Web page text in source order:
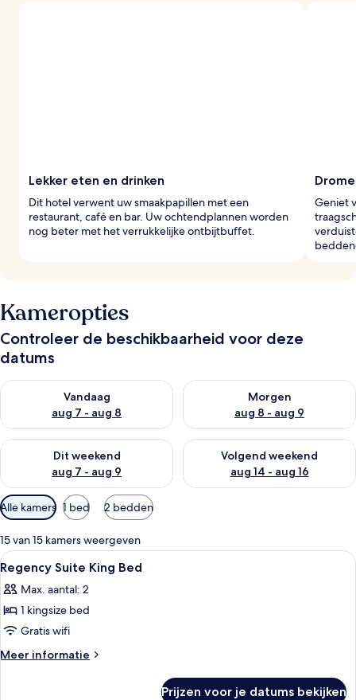
Lekker eten en drinken
Dit hotel verwent uw smaakpapillen met een
restaurant, café en bar. Uw ochtendplannen worden
nog beter met het verrukkelijke ontbijtbuffet.
Geniet
Kameropties
Controleer de beschikbaarheid voor deze
datums
Vandaag
aug 7 - aug 8
De beschikbaarheid controleren voor vanavond aug 7 - aug 8
Morgen
aug 8 - aug 9
De beschikbaarheid
Dit weekend
aug 7 - aug 9
De beschikbaarheid controleren voor dit weekend aug 7 -
Volgend weekend
aug 14 - aug 16
De beschikbaarheid
Beschikbare
filters
voor
kamers
Alle kamers 1 bed 2 bedden
15 van 15 kamers weergeven
Alle
foto's
voor
Regency
Suite
King
Hotelkamer met een bed, bureau,
12
Regency Suite King Bed
Max. aantal: 2
1 kingsize bed
Gratis wifi
Meer informatie
Meer
Prijzen voor je datums bekijken